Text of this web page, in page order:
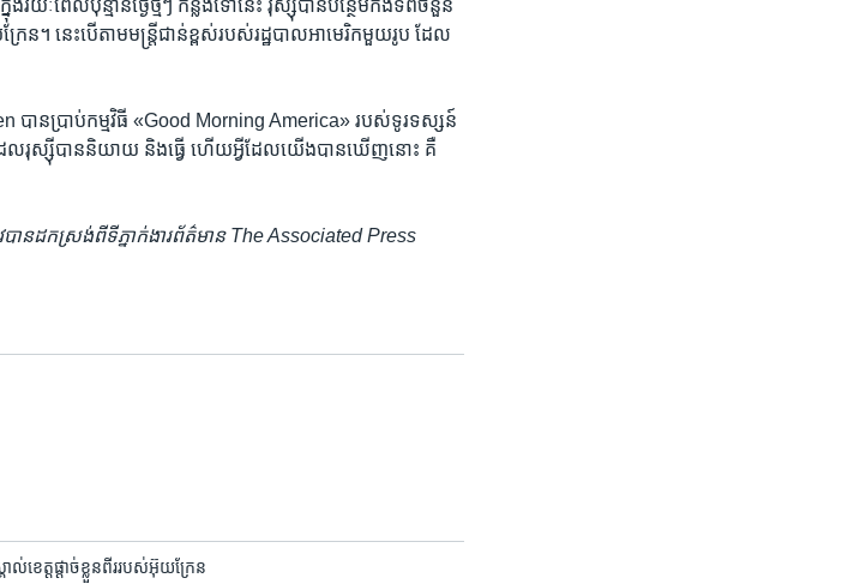
យៈពេល​ប៉ុន្មាន​ថ្ងៃ​ថ្មីៗ កន្លង​ទៅ​នេះ​ រុស្ស៊ី​បាន​បន្ថែម​កងទ័ព​ចំនួន​
។​ នេះ​បើ​តាមមន្ត្រី​ជាន់​ខ្ពស់របស់​រដ្ឋបាល​អាមេរិក​មួយ​រូប​ ដែល​
បាន​ប្រាប់​កម្មវិធី​ «Good Morning America» របស់​ទូរទស្សន៍​
ដែល​រុស្ស៊ី​បាន​និយាយ​ និង​ធ្វើ​ ហើយ​អ្វី​ដែល​យើង​បាន​ឃើញនោះ​ គឺ​
ាន​ដកស្រង់​ពី​ទីភ្នាក់ងារ​ព័ត៌មាន The Associated Press
ខេត្ត​ផ្ដាច់ខ្លួន​ពីរ​របស់​អ៊ុយក្រែន